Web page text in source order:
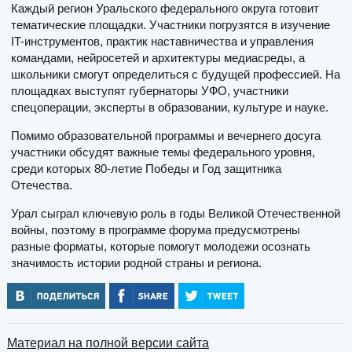
Каждый регион Уральского федерального округа готовит
тематические площадки. Участники погрузятся в изучение
IT-инструментов, практик наставничества и управления
командами, нейросетей и архитектуры медиасреды, а
школьники смогут определиться с будущей профессией. На
площадках выступят губернаторы УФО, участники
спецоперации, эксперты в образовании, культуре и науке.
Помимо образовательной программы и вечернего досуга
участники обсудят важные темы федерального уровня,
среди которых 80-летие Победы и Год защитника
Отечества.
Урал сыграл ключевую роль в годы Великой Отечественной
войны, поэтому в программе форума предусмотрены
разные форматы, которые помогут молодежи осознать
значимость истории родной страны и региона.
Материал на полной версии сайта